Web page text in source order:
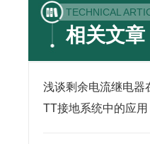
TECHNICAL
相关文章
浅谈剩余电流继电器
TT接地系统中的应用